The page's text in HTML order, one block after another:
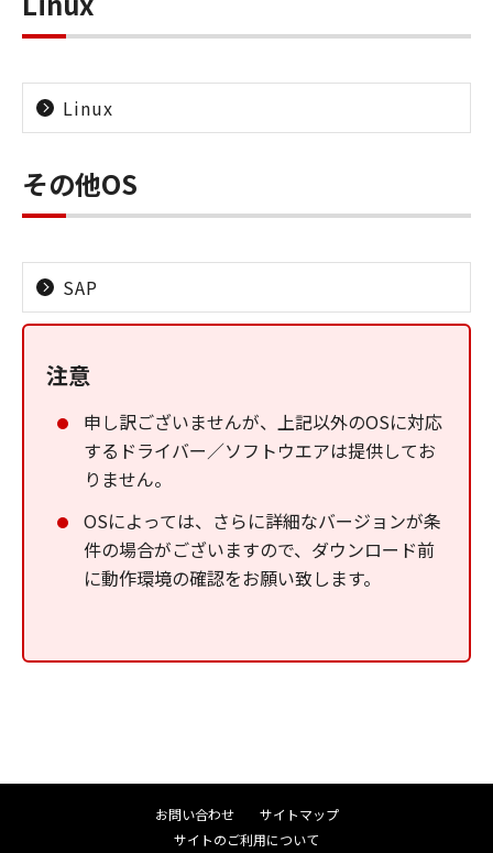
Linux
その他OS
SAP
注意
申し訳ございませんが、上記以外のOSに対応
するドライバー／ソフトウエアは提供してお
りません。
OSによっては、さらに詳細なバージョンが条
件の場合がございますので、ダウンロード前
に動作環境の確認をお願い致します。
お問い合わせ
サイトマップ
サイトのご利用について